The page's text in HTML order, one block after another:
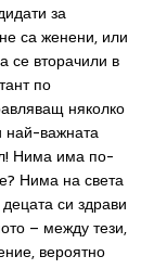
за
са женени, или
се вторачили в
по
няколко
най-важната
Нима има по-
Нима на света
си здрави
– между тези,
вероятно